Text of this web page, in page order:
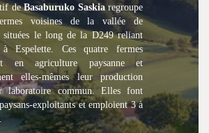
deBasaburuko Saskiaregroupe
voisines de la vallée de
situées le long de la D249 reliant
à Espelette. Ces quatre fermes
en agriculture paysanne et
elles-mêmes leur production
laboratoire commun. Elles font
exploitants et emploient 3 à